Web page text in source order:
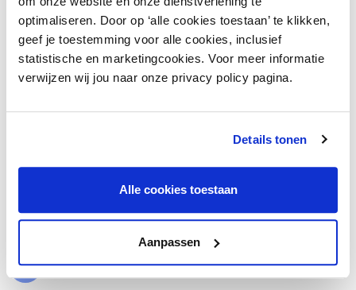
optimaliseren. Door op ‘alle cookies toestaan’ te klikken,
geef je toestemming voor alle cookies, inclusief
statistische en marketingcookies. Voor meer informatie
verwijzen wij jou naar onze privacy policy pagina.
Details tonen
Alle cookies toestaan
Aanpassen
Laad meer
Evenementen